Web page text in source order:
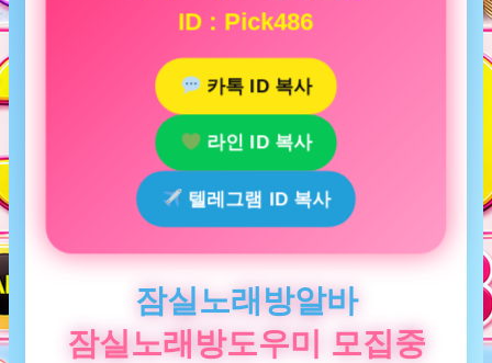
ID : Pick486
카톡 ID 복사
라인 ID 복사
텔레그램 ID 복사
잠실노래방알바
잠실노래방도우미 모집중